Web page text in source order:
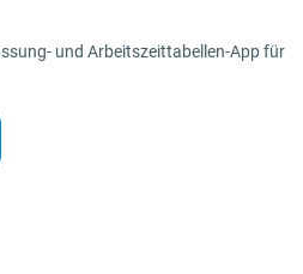
und Arbeitszeittabellen-App für